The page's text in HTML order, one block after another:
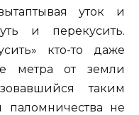
уток и
и перекусить.
кто-то даже
метра от земли
таким
паломничества не